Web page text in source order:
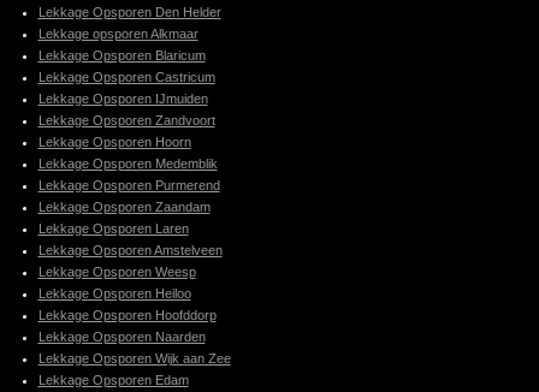
Lekkage Opsporen Den Helder
Lekkage opsporen Alkmaar
Lekkage Opsporen Blaricum
Lekkage Opsporen Castricum
Lekkage Opsporen IJmuiden
Lekkage Opsporen Zandvoort
Lekkage Opsporen Hoorn
Lekkage Opsporen Medemblik
Lekkage Opsporen Purmerend
Lekkage Opsporen Zaandam
Lekkage Opsporen Laren
Lekkage Opsporen Amstelveen
Lekkage Opsporen Weesp
Lekkage Opsporen Heiloo
Lekkage Opsporen Hoofddorp
Lekkage Opsporen Naarden
Lekkage Opsporen Wijk aan Zee
Lekkage Opsporen Edam